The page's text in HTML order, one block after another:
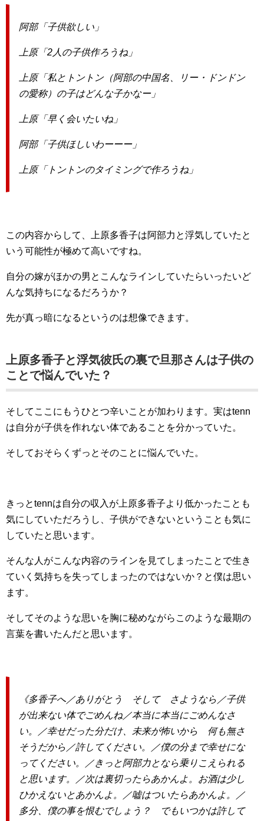
阿部「子供欲しい」
上原「2人の子供作ろうね」
上原「私とトントン（阿部の中国名、リー・ドンドン
の愛称）の子はどんな子かなー」
上原「早く会いたいね」
阿部「子供ほしいわーーー」
上原「トントンのタイミングで作ろうね」
この内容からして、上原多香子は阿部力と浮気していたと
いう可能性が極めて高いですね。
自分の嫁がほかの男とこんなラインしていたらいったいど
んな気持ちになるだろうか？
先が真っ暗になるというのは想像できます。
上原多香子と浮気彼氏の裏で旦那さんは子供の
ことで悩んでいた？
そしてここにもうひとつ辛いことが加わります。実はtenn
は自分が子供を作れない体であることを分かっていた。
そしておそらくずっとそのことに悩んでいた。
きっとtennは自分の収入が上原多香子より低かったことも
気にしていただろうし、子供ができないということも気に
していたと思います。
そんな人がこんな内容のラインを見てしまったことで生き
ていく気持ちを失ってしまったのではないか？と僕は思い
ます。
そしてそのような思いを胸に秘めながらこのような最期の
言葉を書いたんだと思います。
《多香子へ／ありがとう そして さようなら／子供
が出来ない体でごめんね／本当に本当にごめんなさ
い。／幸せだった分だけ、未来が怖いから 何も無さ
そうだから／許してください。／僕の分まで幸せにな
ってください。／きっと阿部力となら乗りこえられる
と思います。／次は裏切ったらあかんよ。お酒は少し
ひかえないとあかんよ。／嘘はついたらあかんよ。／
多分、僕の事を恨むでしょう？ でもいつかは許して